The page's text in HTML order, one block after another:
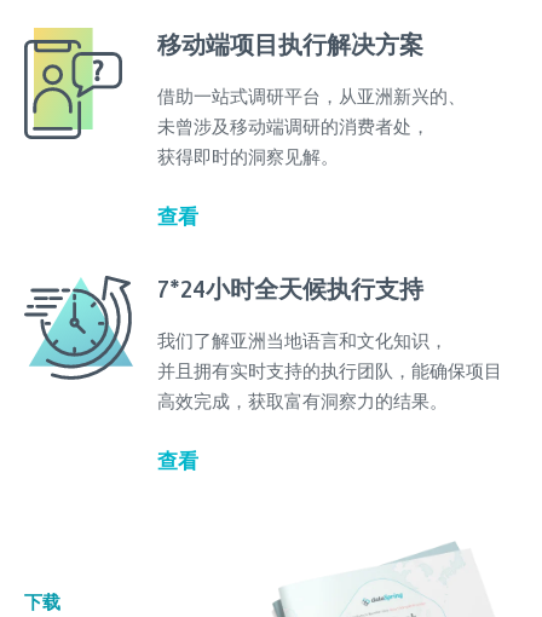
移动端项目执行解决方案
借助一站式调研平台，从亚洲新兴的、
未曾涉及移动端调研的消费者处，
获得即时的洞察见解。
查看
7*24小时全天候执行支持
我们了解亚洲当地语言和文化知识，
并且拥有实时支持的执行团队，能确保项目
高效完成，获取富有洞察力的结果。
查看
下载